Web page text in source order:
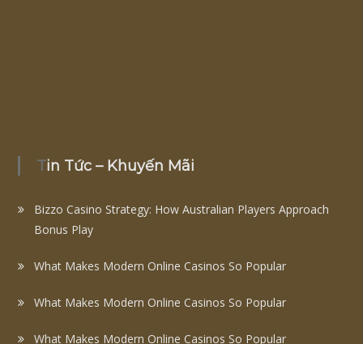
Tin Tức – Khuyến Mãi
Bizzo Casino Strategy: How Australian Players Approach
Bonus Play
What Makes Modern Online Casinos So Popular
What Makes Modern Online Casinos So Popular
What Makes Modern Online Casinos So Popular